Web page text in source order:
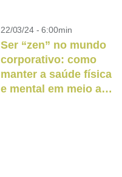
22/03/24 - 6:00min
Ser “zen” no mundo
corporativo: como
manter a saúde física
e mental em meio ao